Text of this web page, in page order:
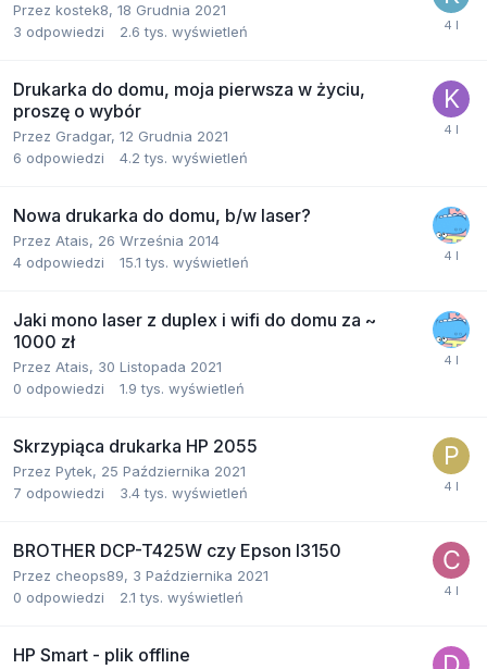
Przez kostek8, 18 Grudnia 2021
3 odpowiedzi 2.6 tys. wyświetleń
Drukarka do domu, moja pierwsza w życiu,
proszę o wybór
Przez Gradgar, 12 Grudnia 2021
6 odpowiedzi 4.2 tys. wyświetleń
Nowa drukarka do domu, b/w laser?
Przez Atais, 26 Września 2014
4 odpowiedzi 15.1 tys. wyświetleń
Jaki mono laser z duplex i wifi do domu za ~
1000 zł
Przez Atais, 30 Listopada 2021
0 odpowiedzi 1.9 tys. wyświetleń
Skrzypiąca drukarka HP 2055
Przez Pytek, 25 Października 2021
7 odpowiedzi 3.4 tys. wyświetleń
BROTHER DCP-T425W czy Epson l3150
Przez cheops89, 3 Października 2021
0 odpowiedzi 2.1 tys. wyświetleń
HP Smart - plik offline